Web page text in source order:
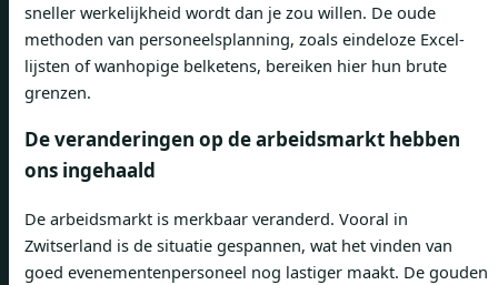
sneller werkelijkheid wordt dan je zou willen. De oude
methoden van personeelsplanning, zoals eindeloze Excel-
lijsten of wanhopige belketens, bereiken hier hun brute
grenzen.
De veranderingen op de arbeidsmarkt hebben
ons ingehaald
De arbeidsmarkt is merkbaar veranderd. Vooral in
Zwitserland is de situatie gespannen, wat het vinden van
goed evenementenpersoneel nog lastiger maakt. De gouden